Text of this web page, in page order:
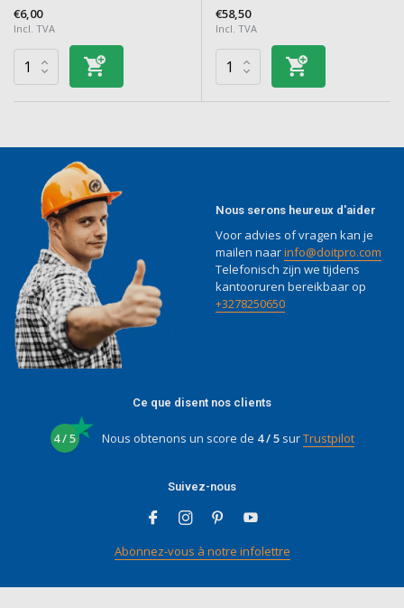
€6,00
Incl. TVA
€58,50
Incl. TVA
Nous serons heureux d'aider
Voor advies of vragen kan je
mailen naarinfo@doitpro.com
Telefonisch zijn we tijdens
kantooruren bereikbaar op
+3278250650
Ce que disent nos clients
4 / 5 Nous obtenons un score de 4 / 5surTrustpilot
Suivez-nous
Abonnez-vous à notre infolettre